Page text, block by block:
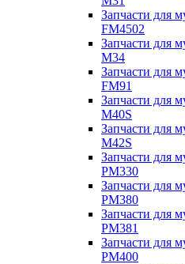
Запчасти для
FM4502
Запчасти для
M34
Запчасти для
FM91
Запчасти для
M40S
Запчасти для
M42S
Запчасти для
PM330
Запчасти для
PM380
Запчасти для
PM381
Запчасти для
PM400